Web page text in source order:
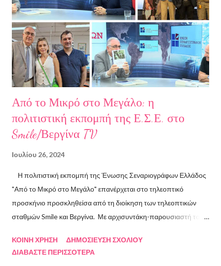
σπουδές στη μουσική, την ιστορία της τέχνης και τη φιλολογία
στην Ελλάδα και το εξωτερικό. Από το 2008 ασχολείται με την
πολιτιστική δημοσιογραφία και διατηρεί τον πολιτιστικό ιστότοπο
ART.harbour. Έζησε κα...
Από το Μικρό στο Μεγάλο: η
πολιτιστική εκπομπή της Ε.Σ.Ε. στο
Smile/Βεργίνα TV
Ιουλίου 26, 2024
Η πολιτιστική εκπομπή της Ένωσης Σεναριογράφων Ελλάδος
"Από το Μικρό στο Μεγάλο" επανέρχεται στο τηλεοπτικό
προσκήνιο προσκληθείσα από τη διοίκηση των τηλεοπτικών
σταθμών Smile και Βεργίνα. Με αρχισυντάκη-παρουσιαστή τον
Κακαβά θα προβάλλεται από τις 3 Αυγούστου και κάθε Σάββατο
ΚΟΙΝΉ ΧΡΉΣΗ
ΔΗΜΟΣΊΕΥΣΗ ΣΧΟΛΊΟΥ
ΔΙΑΒΆΣΤΕ ΠΕΡΙΣΣΌΤΕΡΑ